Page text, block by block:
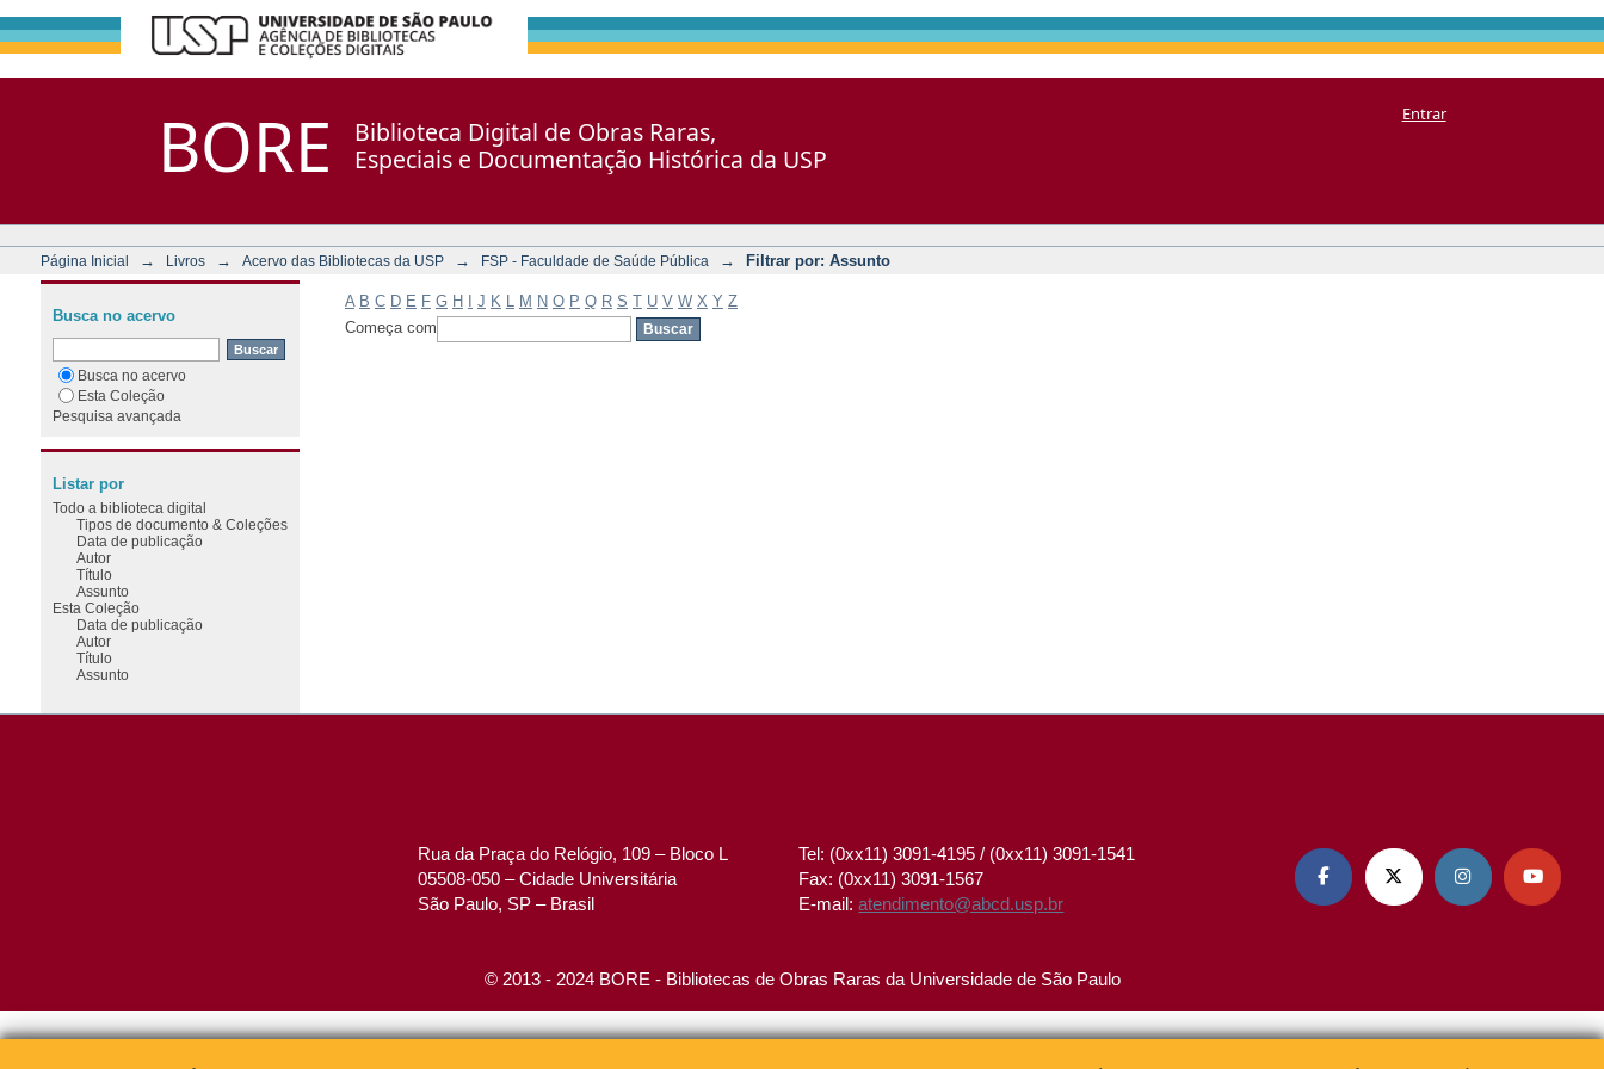
BORE
Biblioteca Digital de Obras Raras,
Especiais e Documentação Histórica da USP
Entrar
Página Inicial → Livros → Acervo das Bibliotecas da USP → FSP - Faculdade de Saúde Pública → Filtrar por: Assunto
A B C D E F G H J K M N O P Q R S T U V W X Y Z
Começa com
Busca no acervo
Busca no acervo
Esta Coleção
Pesquisa avançada
Listar por
Todo a biblioteca digital
Tipos de documento & Coleções
Data de publicação
Autor
Título
Assunto
Esta Coleção
Data de publicação
Autor
Título
Assunto
Rua da Praça do Relógio, 109 – Bloco L
05508-050 – Cidade Universitária
São Paulo, SP – Brasil
Tel: (0xx11) 3091-4195 / (0xx11) 3091-1541
Fax: (0xx11) 3091-1567
E-mail:atendimento@abcd.usp.br
   
© 2013 - 2024 BORE - Bibliotecas de Obras Raras da Universidade de São Paulo